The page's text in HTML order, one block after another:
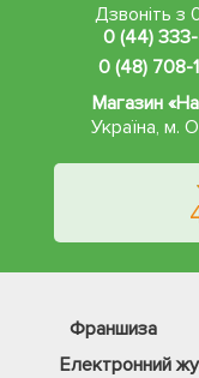
Дзвоніть з
0 (44)
0 (48) 708-
Магазин
Україна, м.
Франшиза
Електронний